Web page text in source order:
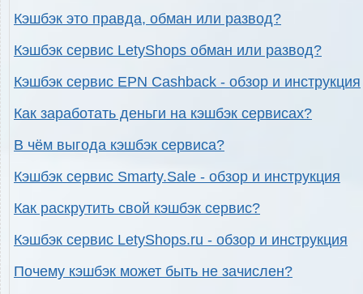
Кэшбэк это правда, обман или развод?
Кэшбэк сервис LetyShops обман или развод?
Кэшбэк сервис EPN Cashback - обзор и инструкция
Как заработать деньги на кэшбэк сервисах?
В чём выгода кэшбэк сервиса?
Кэшбэк сервис Smarty.Sale - обзор и инструкция
Как раскрутить свой кэшбэк сервис?
Кэшбэк сервис LetyShops.ru - обзор и инструкция
Почему кэшбэк может быть не зачислен?